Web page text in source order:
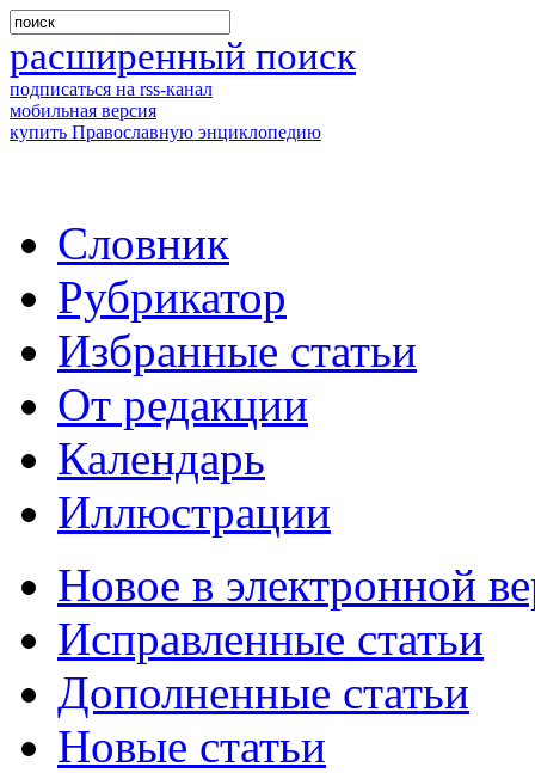
расширенный поиск
подписаться на rss-канал
мобильная версия
купить Православную энциклопедию
Словник
Рубрикатор
Избранные статьи
От редакции
Календарь
Иллюстрации
Новое в электронной
Исправленные статьи
Дополненные статьи
Новые статьи